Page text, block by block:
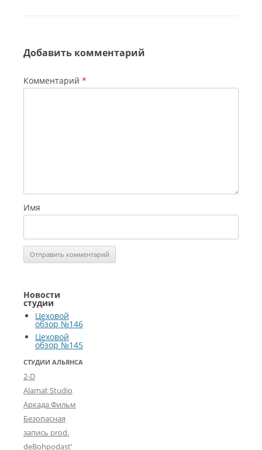
Добавить комментарий
Комментарий *
Имя
Новости
студии
Цеховой
обзор №146
Цеховой
обзор №145
СТУДИИ АЛЬЯНСА
2-D
Alamat Studio
Аркада Фильм
Безопасная
запись prod.
deBohpodast’